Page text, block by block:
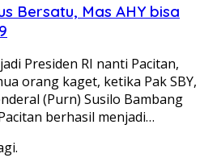
Bersatu, Mas AHY bisa
Presiden RI nanti Pacitan,
orang kaget, ketika Pak SBY,
(Purn) Susilo Bambang
berhasil menjadi…